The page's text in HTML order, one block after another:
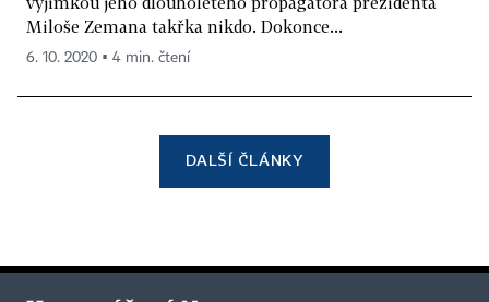
Miloše Zemana takřka nikdo. Dokonce...
6. 10. 2020 ▪ 4 min. čtení
DALŠÍ ČLÁNKY